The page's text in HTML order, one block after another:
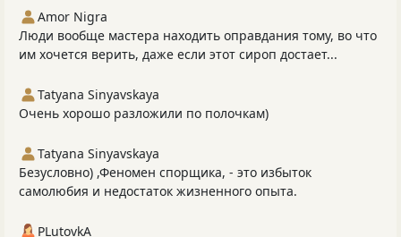
Amor Nigra
Люди вообще мастера находить оправдания тому, во что
им хочется верить, даже если этот сироп достает...
Tatyana Sinyavskaya
Очень хорошо разложили по полочкам)
Tatyana Sinyavskaya
Безусловно) ,Феномен спорщика, - это избыток
самолюбия и недостаток жизненного опыта.
PLutоvkА